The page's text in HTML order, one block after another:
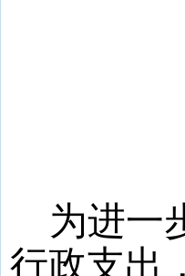
为进一
行政支出